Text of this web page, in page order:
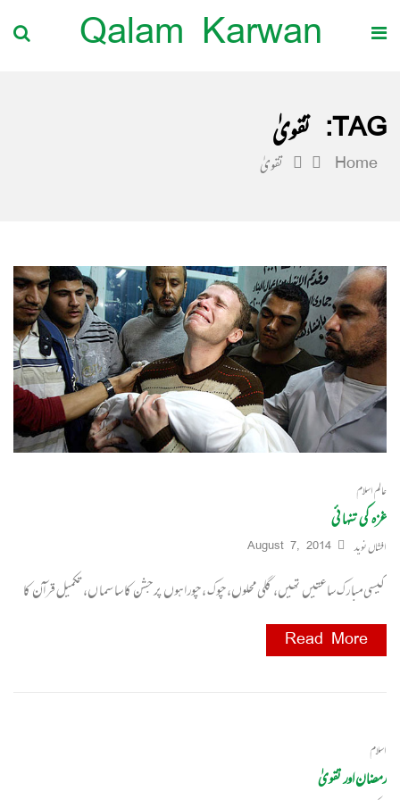
Qalam Karwan
TAG: تقویٰ
Home تقویٰ
عالم اسلام
غزہ کی تنہائی
افشاں نوید August 7, 2014
کیسی مبا رک ساعتیں تھیں، گلی محلوں، چوک ، چورا ہوں پر جشن کا سا سما ں، تکمیل قرآن کا
Read More
اسلام
رمضان اور تقویٰ